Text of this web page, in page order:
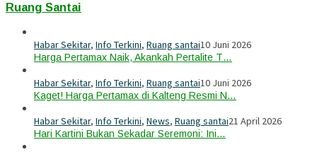
Ruang Santai
Habar Sekitar, Info Terkini, Ruang santai10 Juni 2026
Harga Pertamax Naik, Akankah Pertalite T…
Habar Sekitar, Info Terkini, Ruang santai10 Juni 2026
Kaget! Harga Pertamax di Kalteng Resmi N…
Habar Sekitar, Info Terkini, News, Ruang santai21 April 2026
Hari Kartini Bukan Sekadar Seremoni: Ini…